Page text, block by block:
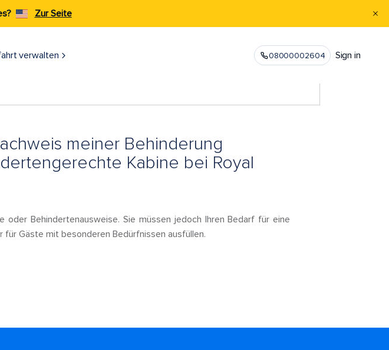
Zur Seite
verwalten 08000002604 Sign in
meiner Behinderung
Kabine bei Royal
Behindertenausweise. Sie müssen jedoch Ihren Bedarf für eine
Gäste mit besonderen Bedürfnissen ausfüllen.